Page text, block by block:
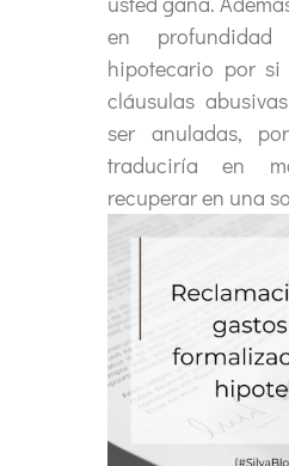
en
hipotecario por si
cláusulas
ser anuladas,
traduciría en
recuperar en una